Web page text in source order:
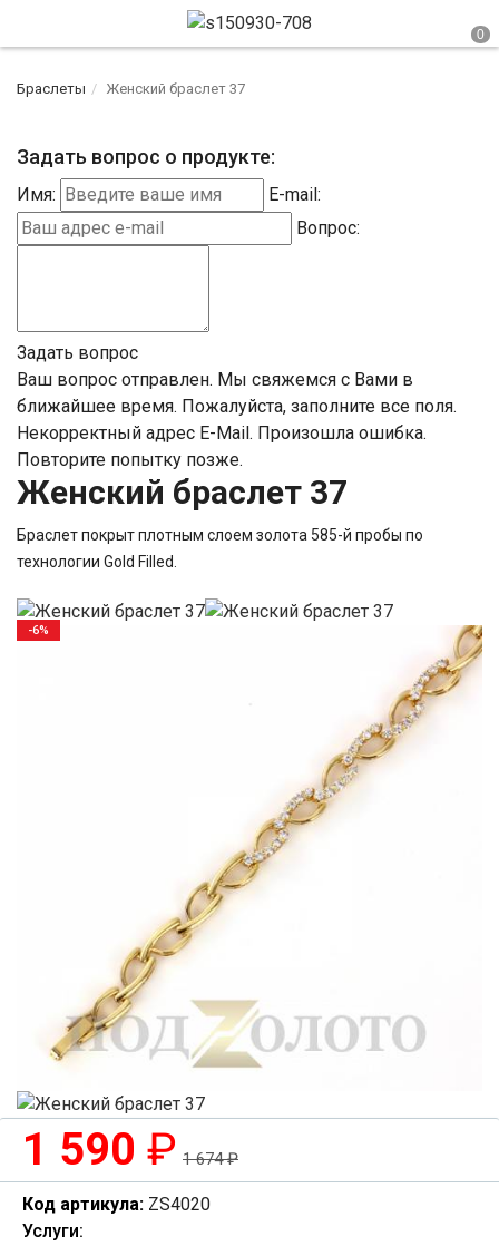
Браслеты Женский браслет 37
Задать вопрос о продукте:
Имя:
E-mail:
Вопрос:
Задать вопрос
Ваш вопрос отправлен. Мы свяжемся с Вами в
ближайшее время. Пожалуйста, заполните все поля.
Некорректный адрес E-Mail. Произошла ошибка.
Повторите попытку позже.
Женский браслет 37
Браслет покрыт плотным слоем золота 585-й пробы по
технологии Gold Filled.
-6%
1 590 ₽ 1 674₽
Код артикула: ZS4020
Услуги: